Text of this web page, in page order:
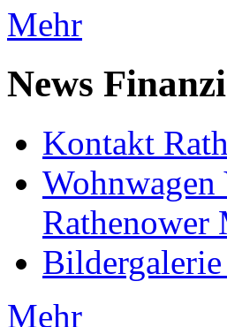
Mehr
News
Kontakt
Rathenower
Mehr